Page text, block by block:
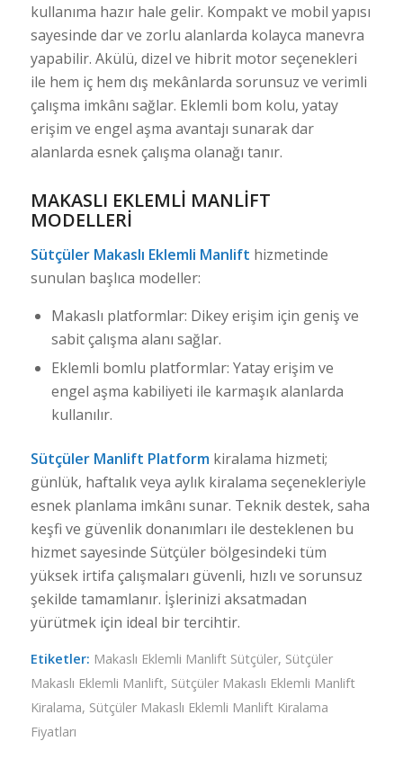
kullanıma hazır hale gelir. Kompakt ve mobil yapısı
sayesinde dar ve zorlu alanlarda kolayca manevra
yapabilir. Akülü, dizel ve hibrit motor seçenekleri
ile hem iç hem dış mekânlarda sorunsuz ve verimli
çalışma imkânı sağlar. Eklemli bom kolu, yatay
erişim ve engel aşma avantajı sunarak dar
alanlarda esnek çalışma olanağı tanır.
MAKASLI EKLEMLI MANLIFT
MODELLERI
Sütçüler Makaslı Eklemli Manlift hizmetinde
sunulan başlıca modeller:
Makaslı platformlar: Dikey erişim için geniş ve
sabit çalışma alanı sağlar.
Eklemli bomlu platformlar: Yatay erişim ve
engel aşma kabiliyeti ile karmaşık alanlarda
kullanılır.
Sütçüler Manlift Platformkiralama hizmeti;
günlük, haftalık veya aylık kiralama seçenekleriyle
esnek planlama imkânı sunar. Teknik destek, saha
keşfi ve güvenlik donanımları ile desteklenen bu
hizmet sayesinde Sütçüler bölgesindeki tüm
yüksek irtifa çalışmaları güvenli, hızlı ve sorunsuz
şekilde tamamlanır. İşlerinizi aksatmadan
yürütmek için ideal bir tercihtir.
Etiketler: Makaslı Eklemli Manlift Sütçüler, Sütçüler
Makaslı Eklemli Manlift, Sütçüler Makaslı Eklemli Manlift
Kiralama, Sütçüler Makaslı Eklemli Manlift Kiralama
Fiyatları